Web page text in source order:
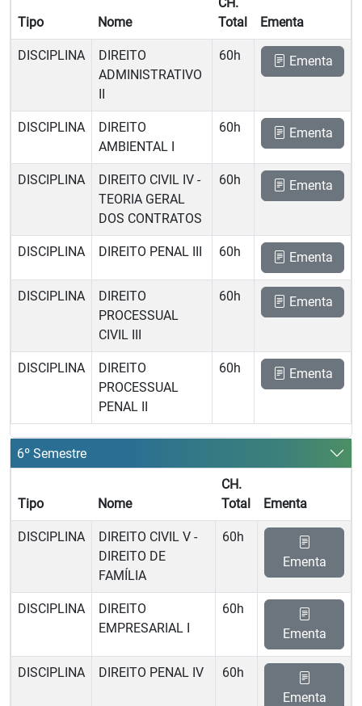
Tipo Nome
Total
Ementa
DISCIPLINA
DIREITO
ADMINISTRATIVO
II
60h Ementa
DISCIPLINA
DIREITO
AMBIENTAL I
60h Ementa
DISCIPLINA
DIREITO CIVIL IV -
TEORIA GERAL
DOS CONTRATOS
60h Ementa
DISCIPLINA DIREITO PENAL III 60h Ementa
DISCIPLINA
DIREITO
PROCESSUAL
CIVIL III
60h Ementa
DISCIPLINA
DIREITO
PROCESSUAL
PENAL II
60h Ementa
6º Semestre
Tipo Nome
CH.
Total
Ementa
DISCIPLINA
DIREITO CIVIL V -
DIREITO DE
FAMÍLIA
60h
Ementa
DISCIPLINA
DIREITO
EMPRESARIAL I
60h
Ementa
DISCIPLINA DIREITO PENAL IV
60h
Ementa